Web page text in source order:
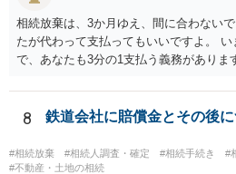
相続放棄は、3か月ゆえ、間に合わない
たが代わって支払ってもいいですよ。
で、あなたも3分の1支払う義務がありま
払い義務があります。
8 鉄道会社に賠償金とその後
#相続放棄 #相続人調査・確定 #相続手続き #
#不動産・土地の相続